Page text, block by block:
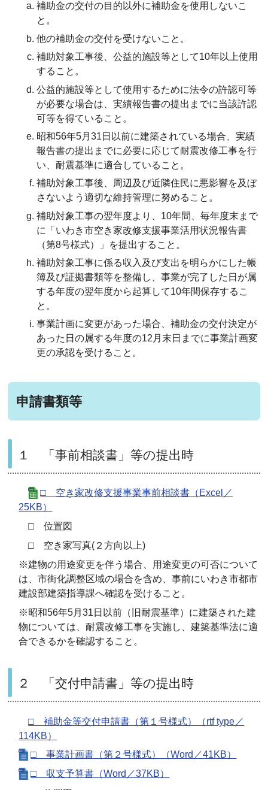
補助金の交付の目的以外に補助金を使用しないこ
と。
他の補助金の交付を受けないこと。
補助対象工事後、公益的施設等として10年以上使用
すること。
公益的施設等として使用するために法令の許認可等
が必要な場合は、実績報告書の提出までに当該許認
可等を得ていること。
昭和56年5月31日以前に建築されている場合、実績
報告書の提出までに必要に応じて耐震改修工事を行
い、耐震基準に適合していること。
補助対象工事後、周辺及び近隣住民に悪影響を及ぼ
さないよう適切な維持管理に努めること。
補助対象工事の翌年度より、10年間、毎年度末まで
に「いわき市空き家改修支援事業活用状況報告書
（第8号様式）」を提出すること。
補助対象工事に係る収入及び支出を明らかにした帳
簿及び証拠書類等を整備し、事業が完了した日が属
する年度の翌年度から起算して10年間保存するこ
と。
事業計画に変更があった場合、補助金の交付決定が
あった日の属する年度の12月末日までに事業計画変
更の承認を受けること。
申請書類等
１ 「事前相談書」等の提出時
□ 空き家改修支援事業事前相談書（Excel／
25KB）
□ 位置図
□ 空き家写真(２方向以上)
※建物の用途変更を伴う場合、用途変更の可否について
は、市街化調整区域の場合を含め、事前にいわき市都市
建設部建築指導課へ確認を受けること。
※昭和56年5月31日以前（旧耐震基準）に建築された建
物については、耐震改修工事を実施し、建築基準法に適
合できるかを確認すること。
２ 「交付申請書」等の提出時
□ 補助金等交付申請書（第１号様式）（rtf type／
114KB）
□ 事業計画書（第２号様式）（Word／41KB）
□ 収支予算書（Word／37KB）